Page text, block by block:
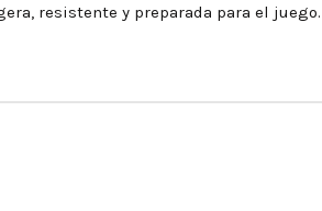
resistente y preparada para el juego.